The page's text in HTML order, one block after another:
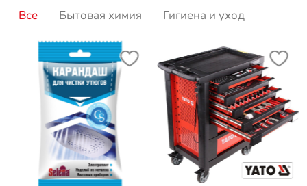
Все Бытовая химия Гигиена и уход